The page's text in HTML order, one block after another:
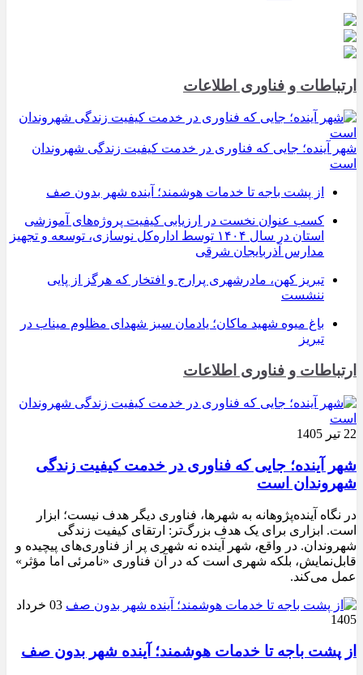
ارتباطات و فناوری اطلاعات
شهر آینده؛ جایی که فناوری در خدمت کیفیت زندگی شهروندان
است
از پشت باجه تا خدمات هوشمند؛ آینده شهر بدون صف
کسب عنوان نخست در ارزیابی کیفیت پروژه‌های آموزشی
استان در سال ۱۴۰۴ توسط اداره‌کل نوسازی، توسعه و تجهیز
مدارس آذربایجان شرقی
تبریز کهن، مادرشهری پرارج و افتخار که هرگز از پایی
ننشست
باغ میوه شهید ماکان؛ یادمان سبز شهدای مظلوم میناب در
تبریز
ارتباطات و فناوری اطلاعات
22 تیر 1405
شهر آینده؛ جایی که فناوری در خدمت کیفیت زندگی
شهروندان است
در نگاه آینده‌پژوهانه به شهرها، فناوری دیگر هدف نیست؛ ابزار
است. ابزاری برای یک هدف بزرگ‌تر: ارتقای کیفیت زندگی
شهروندان. در واقع، شهر آینده نه شهری پر از فناوری‌های پیچیده و
قابل‌نمایش، بلکه شهری است که در آن فناوری «نامرئی اما مؤثر»
عمل می‌کند.
03 خرداد
1405
از پشت باجه تا خدمات هوشمند؛ آینده شهر بدون صف